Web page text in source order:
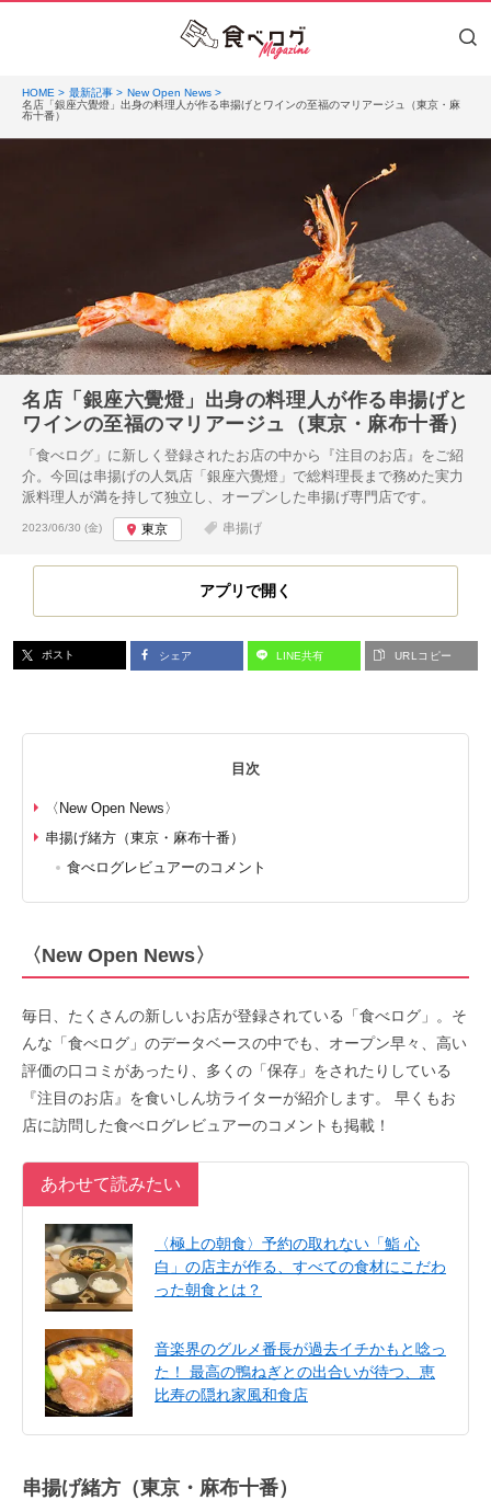
HOME 最新記事
New Open News
名店「銀座六覺燈」出身の料理人が作る串揚げとワインの至福のマリアージュ（東京・麻
布十番）
名店「銀座六覺燈」出身の料理人が作る串揚げと
ワインの至福のマリアージュ（東京・麻布十番）
「食べログ」に新しく登録されたお店の中から『注目のお店』をご紹
介。今回は串揚げの人気店「銀座六覺燈」で総料理長まで務めた実力
派料理人が満を持して独立し、オープンした串揚げ専門店です。
投稿日:
2023/06/30 (金) 東京 串揚げ
アプリで開く
ポスト シェア LINE共有 URLコピー
目次
〈New Open News〉
串揚げ緒方（東京・麻布十番）
食べログレビュアーのコメント
〈New Open News〉
毎日、たくさんの新しいお店が登録されている「食べログ」。そ
んな「食べログ」のデータベースの中でも、オープン早々、高い
評価の口コミがあったり、多くの「保存」をされたりしている
『注目のお店』を食いしん坊ライターが紹介します。 早くもお
店に訪問した食べログレビュアーのコメントも掲載！
あわせて読みたい
〈極上の朝食〉予約の取れない「鮨 心
白」の店主が作る、すべての食材にこだわ
った朝食とは？
音楽界のグルメ番長が過去イチかもと唸っ
た！ 最高の鴨ねぎとの出合いが待つ、恵
比寿の隠れ家風和食店
串揚げ緒方（東京・麻布十番）